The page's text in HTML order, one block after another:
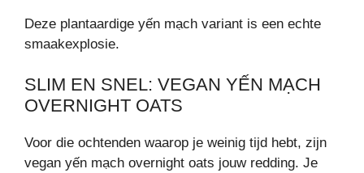
Deze plantaardige yến mạch variant is een echte
smaakexplosie.
SLIM EN SNEL: VEGAN YẾN MẠCH
OVERNIGHT OATS
Voor die ochtenden waarop je weinig tijd hebt, zijn
vegan yến mạch overnight oats jouw redding. Je